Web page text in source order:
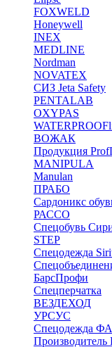
FOXWELD
Honeywell
INEX
MEDLINE
Nordman
NOVATEX
СИЗ Jeta Safety
PENTALAB
OXYPAS
ВОЖАК
Продукция
MANIPULA
Manulan
ПРАБО
Сардоникс
РАССО
Спецобувь
STEP
Спецодежда
БарсПрофи
Спецперчатка
ВЕЗДЕХОД
УРСУС
Спецодежда
Производитель